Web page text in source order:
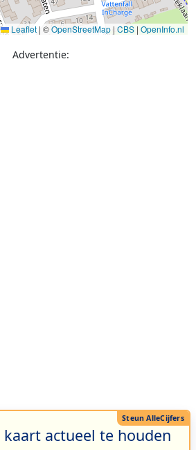
Leaflet | ©OpenStreetMap | CBS | OpenInfo.nl
Advertentie:
kaart actueel te houden